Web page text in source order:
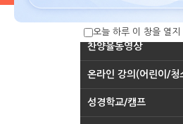
찬양율동영상
온라인 강의(어린이/청
성경학교/캠프
오늘 하루 이 창을 열지